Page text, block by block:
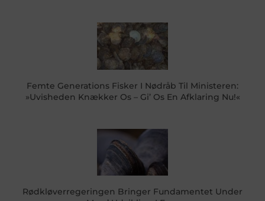
Femte Generations Fisker I Nødråb Til Ministeren:
»Uvisheden Knækker Os – Gi’ Os En Afklaring Nu!«
Rødkløverregeringen Bringer Fundamentet Under